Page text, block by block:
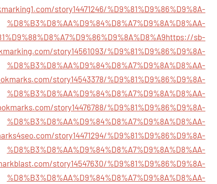
story14471246/%D9%81%D9%86%D9%8A-
%D8%B3%D8%AA%D9%84%D8%A7%D9%8A%D8%AA-
https://sb-
story14561093/%D9%81%D9%86%D9%8A-
%D8%B3%D8%AA%D9%84%D8%A7%D9%8A%D8%AA-
story14543378/%D9%81%D9%86%D9%8A-
%D8%B3%D8%AA%D9%84%D8%A7%D9%8A%D8%AA-
story14476788/%D9%81%D9%86%D9%8A-
%D8%B3%D8%AA%D9%84%D8%A7%D9%8A%D8%AA-
story14471294/%D9%81%D9%86%D9%8A-
%D8%B3%D8%AA%D9%84%D8%A7%D9%8A%D8%AA-
story14547630/%D9%81%D9%86%D9%8A-
%D8%B3%D8%AA%D9%84%D8%A7%D9%8A%D8%AA-